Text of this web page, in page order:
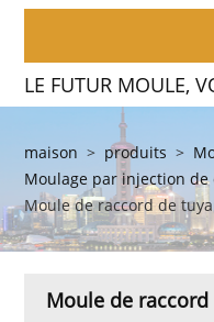
LE FUTUR MOULE,
maison > produits >
Moulage par injection
Moule de raccord de
Moule de